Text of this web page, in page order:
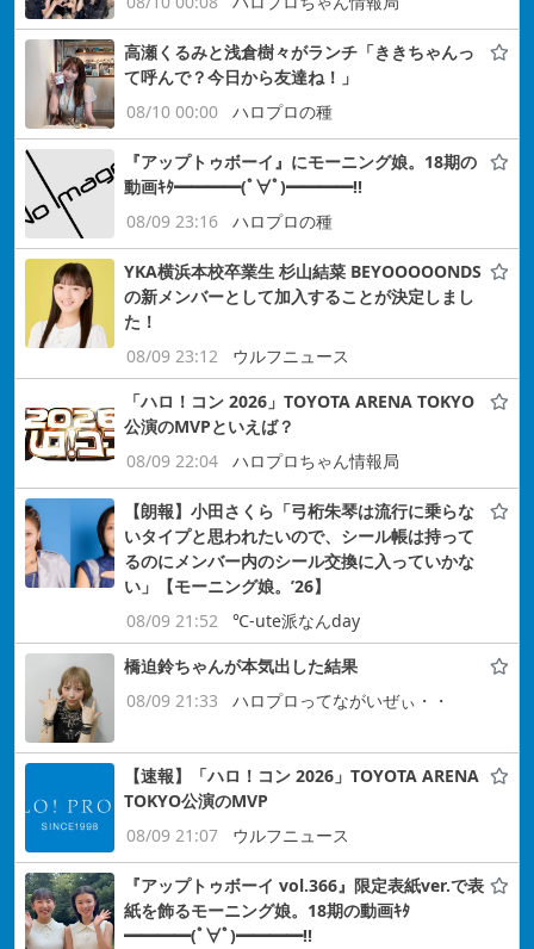
高瀬くるみと浅倉樹々がランチ「ききちゃんっ
て呼んで？今日から友達ね！」
08/10 00:00
ハロプロの種
『アップトゥボーイ』にモーニング娘。18期の
動画ｷﾀ━━━━(ﾟ∀ﾟ)━━━━!!
08/09 23:16
ハロプロの種
YKA横浜本校卒業生 杉山結菜 BEYOOOOONDS
の新メンバーとして加入することが決定しまし
た！
08/09 23:12
ウルフニュース
「ハロ！コン 2026」TOYOTA ARENA TOKYO
公演のMVPといえば？
08/09 22:04
ハロプロちゃん情報局
【朗報】小田さくら「弓桁朱琴は流行に乗らな
いタイプと思われたいので、シール帳は持って
るのにメンバー内のシール交換に入っていかな
い」【モーニング娘。’26】
08/09 21:52
℃-ute派なんday
橋迫鈴ちゃんが本気出した結果
08/09 21:33
ハロプロってながいぜぃ・・
【速報】「ハロ！コン 2026」TOYOTA ARENA
TOKYO公演のMVP
08/09 21:07
ウルフニュース
『アップトゥボーイ vol.366』限定表紙ver.で表
紙を飾るモーニング娘。18期の動画ｷﾀ
━━━━(ﾟ∀ﾟ)━━━━!!